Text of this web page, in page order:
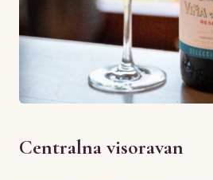
Centralna visoravan